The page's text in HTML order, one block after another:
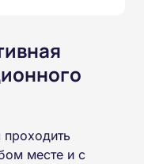
месте и с